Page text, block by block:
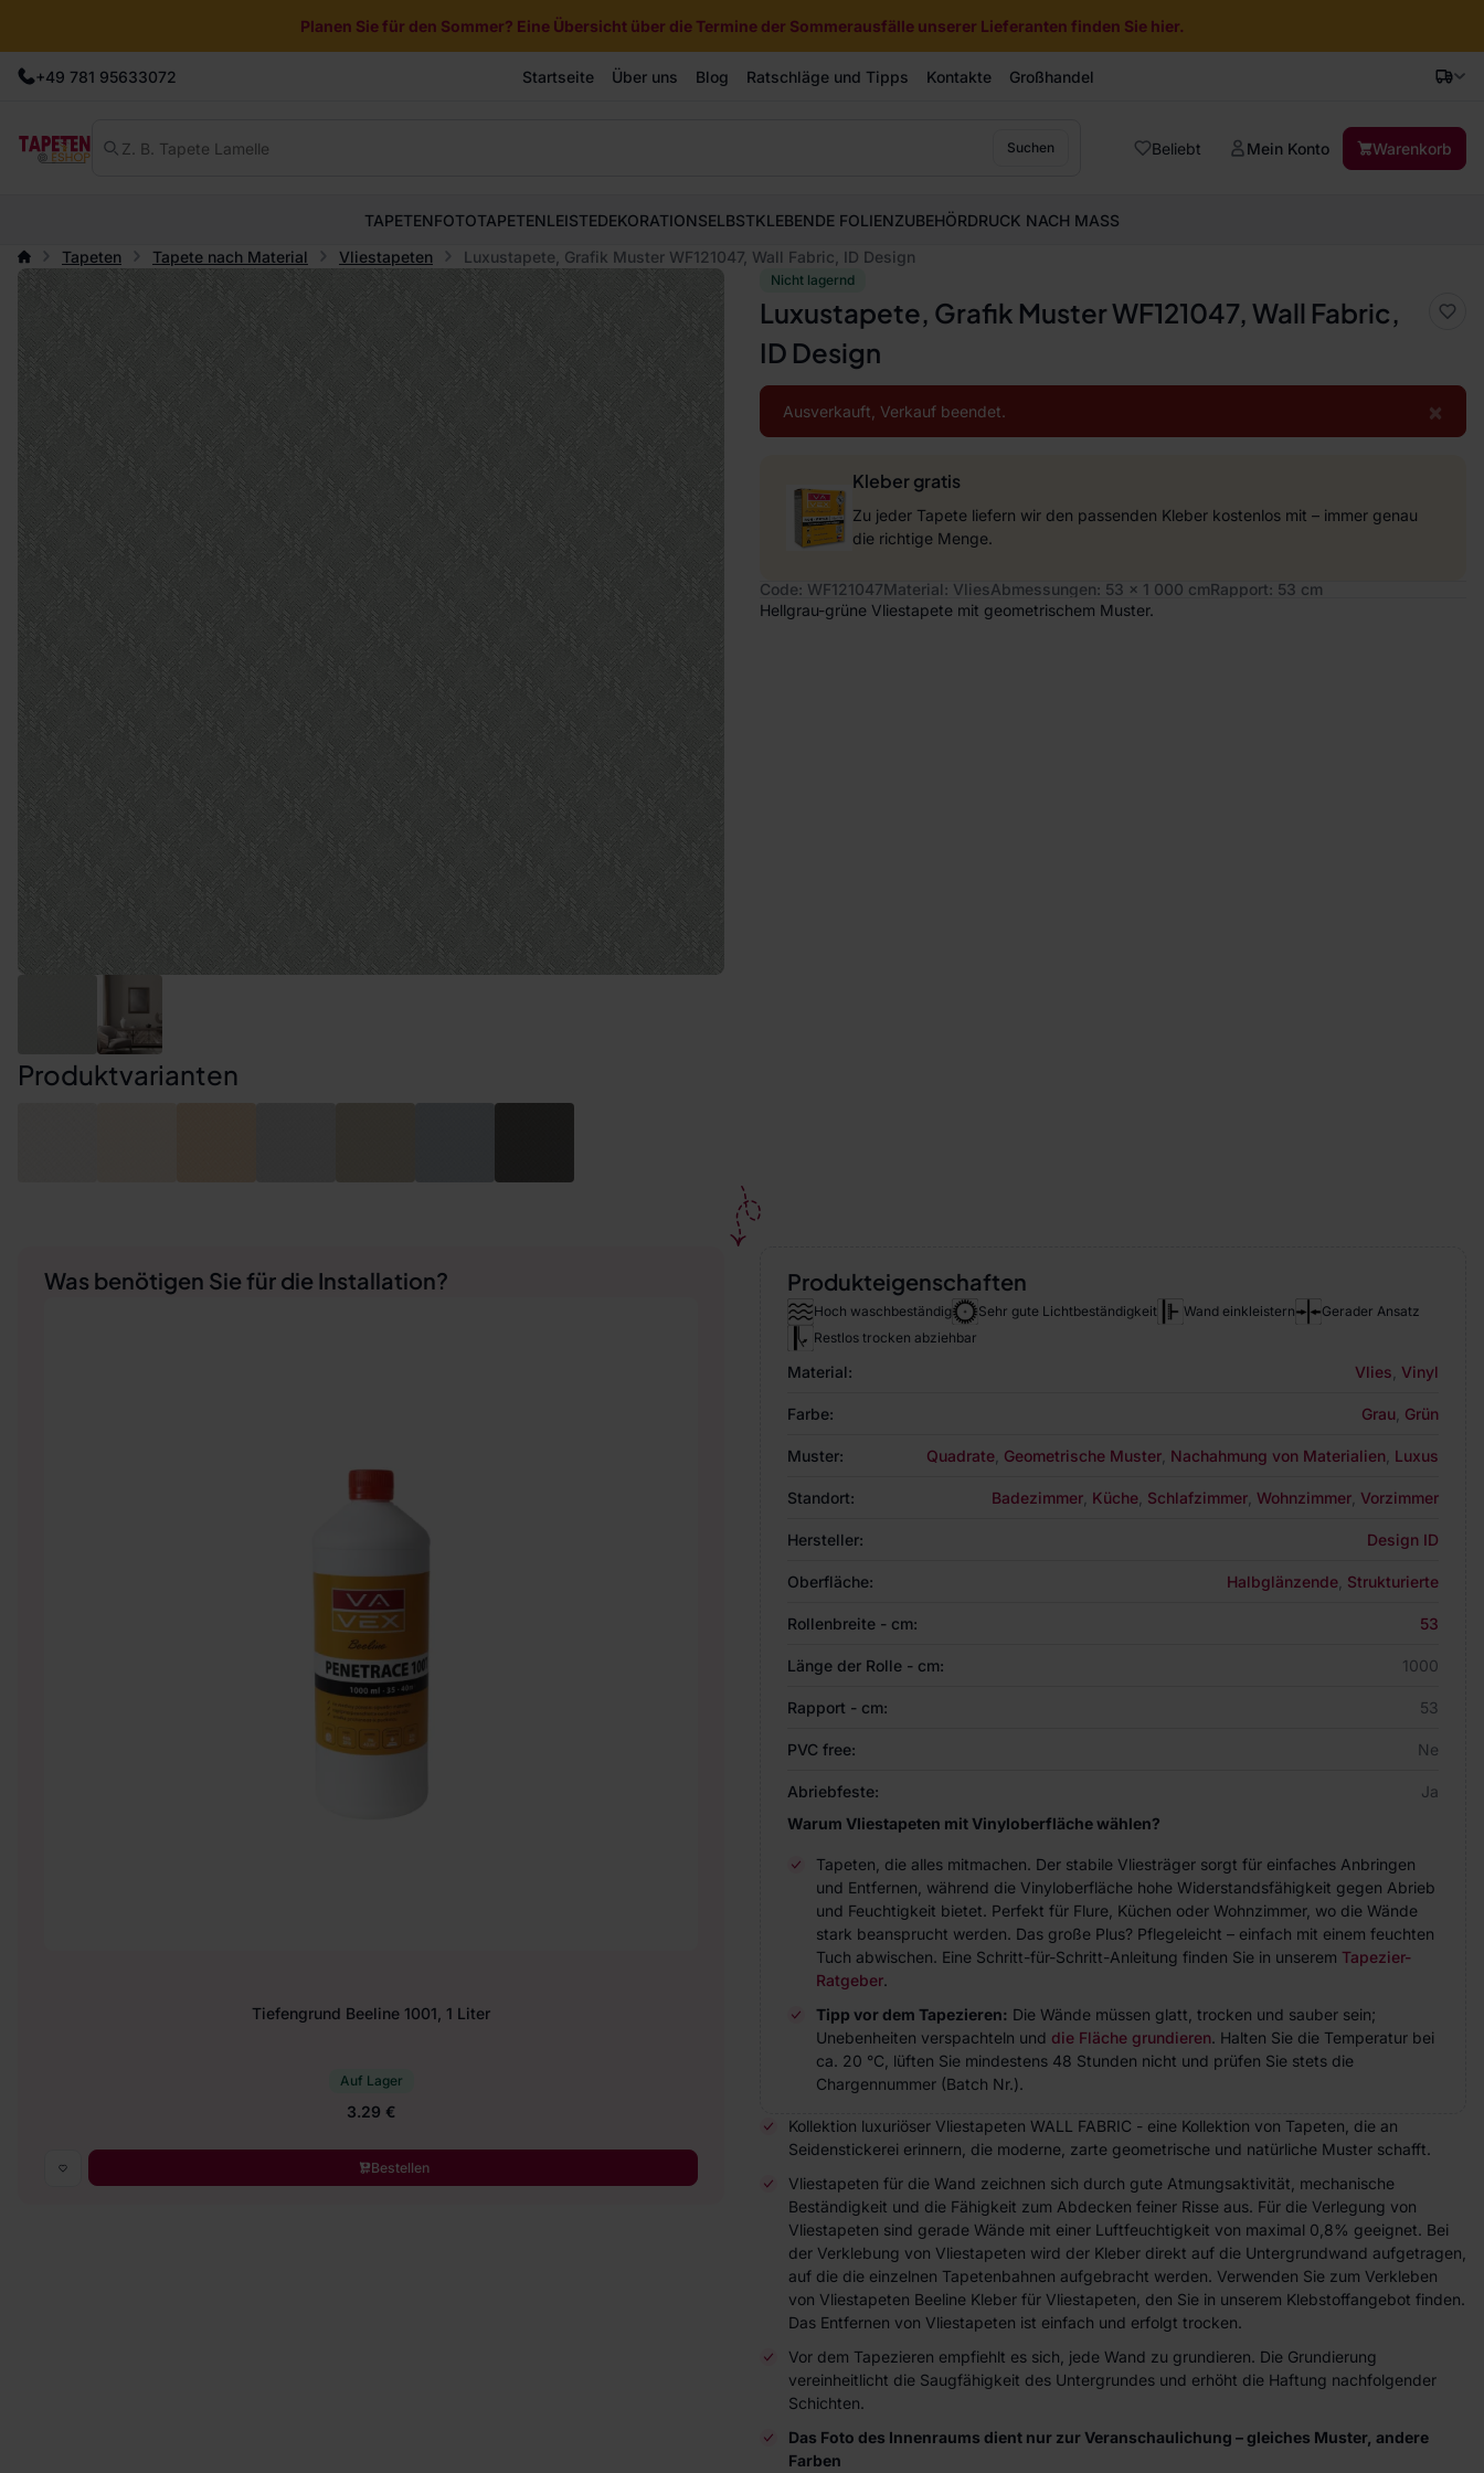
Planen Sie für den Sommer? Eine Übersicht über die Termine der Sommerausfälle unserer Lieferanten finden Sie hier.
+49 781 95633072 Startseite Über uns Blog Ratschläge und Tipps Kontakte Großhandel
Suchen Beliebt Mein Konto Warenkorb
TAPETENFOTOTAPETENLEISTEDEKORATIONSELBSTKLEBENDE FOLIENZUBEHÖRDRUCK NACH MASS
Tapeten
Tapete nach Material Vliestapeten Luxustapete, Grafik Muster WF121047, Wall Fabric, ID Design
Nicht lagernd
Luxustapete, Grafik Muster WF121047, Wall Fabric,
ID Design
×
Ausverkauft, Verkauf beendet.
Kleber gratis
Zu jeder Tapete liefern wir den passenden Kleber kostenlos mit – immer genau
die richtige Menge.
Code: WF121047Material: VliesAbmessungen: 53 x 1 000 cmRapport: 53 cm
Hellgrau-grüne Vliestapete mit geometrischem Muster.
Produktvarianten
Produkteigenschaften
Hoch waschbeständig Sehr gute Lichtbeständigkeit Wand einkleistern
Gerader Ansatz
Restlos trocken abziehbar
Material: Vlies Vinyl
Farbe: Grau Grün
Muster: Quadrate Geometrische Muster Nachahmung von Materialien Luxus
Standort: Badezimmer Küche Schlafzimmer Wohnzimmer Vorzimmer
Hersteller: Design ID
Oberfläche: Halbglänzende Strukturierte
Rollenbreite - cm: 53
Länge der Rolle - cm: 1000
Rapport - cm: 53
PVC free: Ne
Abriebfeste:
Ja
Warum Vliestapeten mit Vinyloberfläche wählen?
Tapeten, die alles mitmachen. Der stabile Vliesträger sorgt für einfaches Anbringen
und Entfernen, während die Vinyloberfläche hohe Widerstandsfähigkeit gegen Abrieb
und Feuchtigkeit bietet. Perfekt für Flure, Küchen oder Wohnzimmer, wo die Wände
stark beansprucht werden. Das große Plus? Pflegeleicht – einfach mit einem feuchten
Tuch abwischen. Eine Schritt-für-Schritt-Anleitung finden Sie in unserem Tapezier-
Ratgeber.
Tipp vor dem Tapezieren: Die Wände müssen glatt, trocken und sauber sein;
Unebenheiten verspachteln und die Fläche grundieren. Halten Sie die Temperatur bei
ca. 20 °C, lüften Sie mindestens 48 Stunden nicht und prüfen Sie stets die
Chargennummer (Batch Nr.).
Kollektion luxuriöser Vliestapeten WALL FABRIC - eine Kollektion von Tapeten, die an
Seidenstickerei erinnern, die moderne, zarte geometrische und natürliche Muster schafft.
Vliestapeten für die Wand zeichnen sich durch gute Atmungsaktivität, mechanische
Beständigkeit und die Fähigkeit zum Abdecken feiner Risse aus. Für die Verlegung von
Vliestapeten sind gerade Wände mit einer Luftfeuchtigkeit von maximal 0,8% geeignet. Bei
der Verklebung von Vliestapeten wird der Kleber direkt auf die Untergrundwand aufgetragen,
auf die die einzelnen Tapetenbahnen aufgebracht werden. Verwenden Sie zum Verkleben
von Vliestapeten Beeline Kleber für Vliestapeten, den Sie in unserem Klebstoffangebot finden.
Das Entfernen von Vliestapeten ist einfach und erfolgt trocken.
Vor dem Tapezieren empfiehlt es sich, jede Wand zu grundieren. Die Grundierung
vereinheitlicht die Saugfähigkeit des Untergrundes und erhöht die Haftung nachfolgender
Schichten.
Das Foto des Innenraums dient nur zur Veranschaulichung – gleiches Muster, andere
Farben
Was benötigen Sie für die Installation?
Tiefengrund Beeline 1001, 1 Liter
Auf Lager
3.29 €
Bestellen